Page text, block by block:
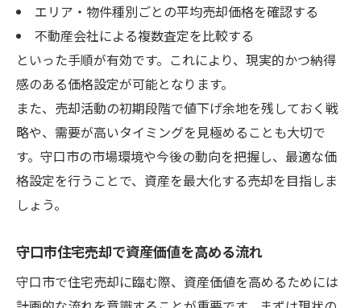
エリア・物件種別ごとの平均売却価格を確認する
不動産会社による複数査定を比較する
といった手順が有効です。これにより、現実的かつ納得
感のある価格設定が可能となります。
また、売却活動の初期段階で値下げ余地を残しておく戦
略や、需要が高いタイミングを見極めることも大切で
す。守口市の市場環境や今後の動向を把握し、最適な価
格設定を行うことで、資産を最大化する売却を目指しま
しょう。
守口市住宅売却で資産価値を高める流れ
守口市で住宅売却に臨む際、資産価値を高めるためには